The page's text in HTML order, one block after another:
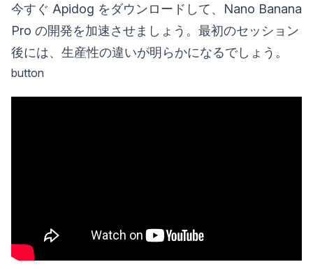
今すぐ Apidog をダウンロードして、Nano Banana
Pro の開発を加速させましょう。最初のセッション
後には、生産性の違いが明らかになるでしょう。
button